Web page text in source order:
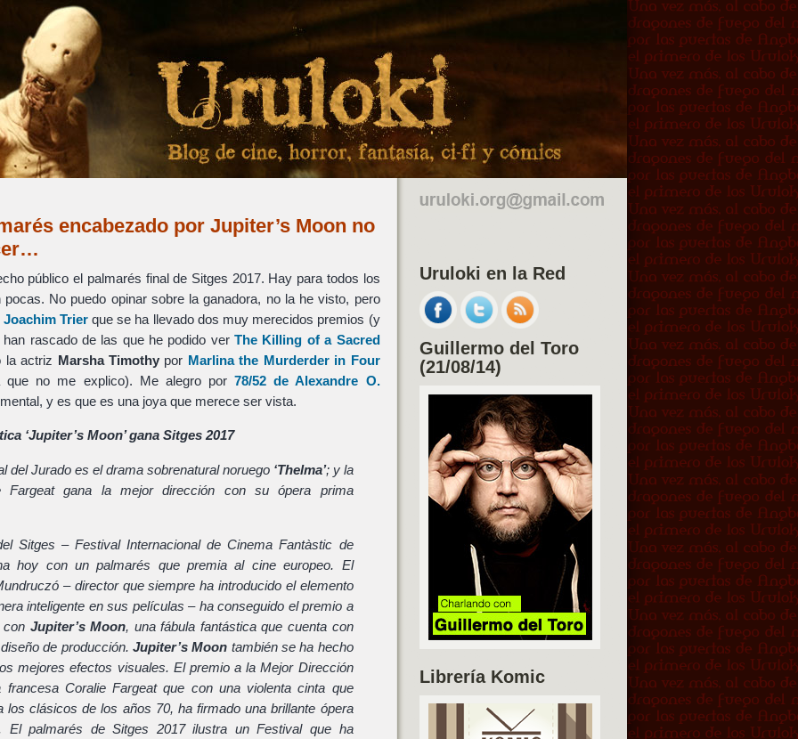
encabezado por Jupiter’s Moon no
público el palmarés final de Sitges 2017. Hay para todos los
No puedo opinar sobre la ganadora, no la he visto, pero
Joachim Trierque se ha llevado dos muy merecidos premios (y
rascado de las que he podido verThe Killing of a Sacred
actriz Marsha Timothypor Marlina the Murderder in Four
no me explico). Me alegro por78/52 deAlexandre O.
y es que es una joya que merece ser vista.
‘Jupiter’s Moon’ gana Sitges 2017
del Jurado es el drama sobrenatural noruego ‘Thelma’; y la
Fargeat gana la mejor dirección con su ópera prima
Sitges – Festival Internacional de Cinema Fantàstic de
hoy con un palmarés que premia al cine europeo. El
– director que siempre ha introducido el elemento
inteligente en sus películas – ha conseguido el premio a
con Jupiter’s Moon, una fábula fantástica que cuenta con
de producción.Jupiter’s Moon también se ha hecho
mejores efectos visuales. El premio a la Mejor Dirección
Coralie Fargeat que con una violenta cinta que
los clásicos de los años 70, ha firmado una brillante ópera
El palmarés de Sitges 2017 ilustra un Festival que ha
Uruloki en la Red
Guillermo del Toro
(21/08/14)
Librería Komic